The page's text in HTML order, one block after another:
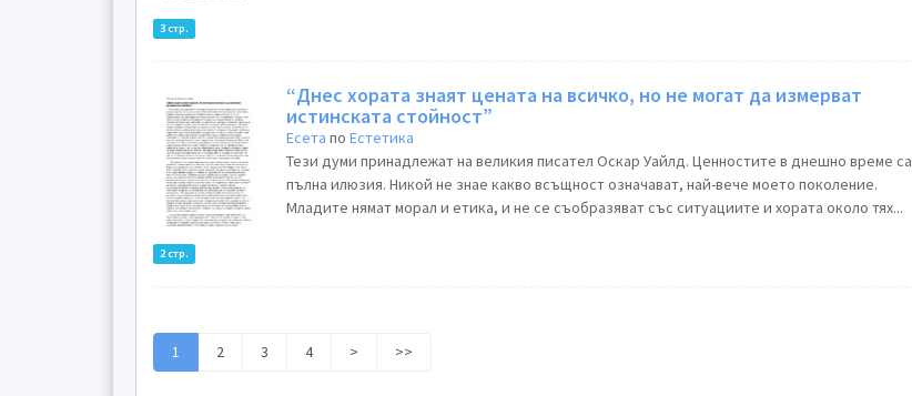
3 стр.
2 стр.
“Днес хората знаят цената на всичко, но не могат да измерват
истинската стойност”
Есета поЕстетика
Тези думи принадлежат на великия писател Оскар Уайлд. Ценностите в днешно време са
пълна илюзия. Никой не знае какво всъщност означават, най-вече моето поколение.
Младите нямат морал и етика, и не се съобразяват със ситуациите и хората около тях...
1 2 3 4 > >>